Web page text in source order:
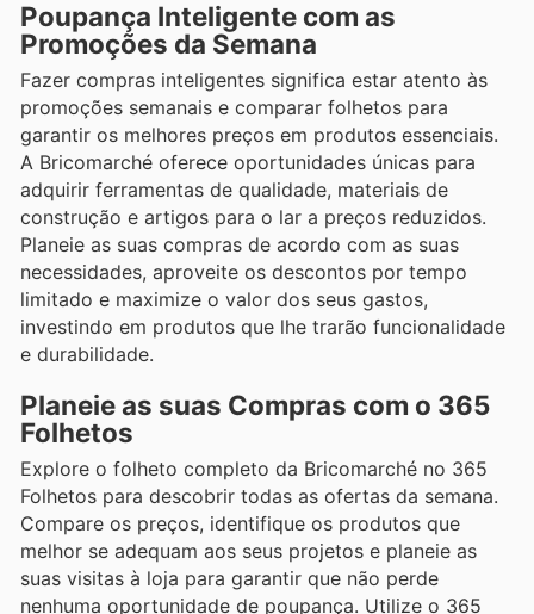
Poupança Inteligente com as
Promoções da Semana
Fazer compras inteligentes significa estar atento às
promoções semanais e comparar folhetos para
garantir os melhores preços em produtos essenciais.
A Bricomarché oferece oportunidades únicas para
adquirir ferramentas de qualidade, materiais de
construção e artigos para o lar a preços reduzidos.
Planeie as suas compras de acordo com as suas
necessidades, aproveite os descontos por tempo
limitado e maximize o valor dos seus gastos,
investindo em produtos que lhe trarão funcionalidade
e durabilidade.
Planeie as suas Compras com o 365
Folhetos
Explore o folheto completo da Bricomarché no 365
Folhetos para descobrir todas as ofertas da semana.
Compare os preços, identifique os produtos que
melhor se adequam aos seus projetos e planeie as
suas visitas à loja para garantir que não perde
nenhuma oportunidade de poupança. Utilize o 365